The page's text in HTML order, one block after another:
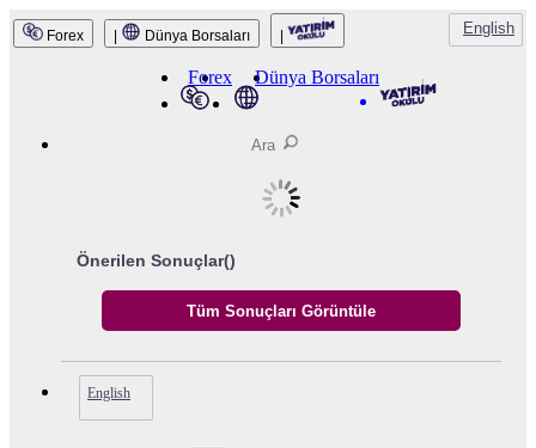
QNB Invest
Forex Dünya Borsaları English
Forex Dünya Borsaları
Önerilen Sonuçlar()
English